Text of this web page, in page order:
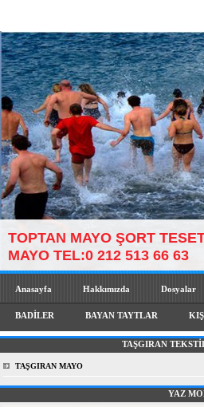
TOPTAN MAYO ŞORT
MAYO TEL:0 212 513 66 63
Anasayfa Hakkımızda Dosyalar
BADİLER BAYAN TAYTLAR
TAŞGIRAN
TAŞGIRAN MAYO
YAZ